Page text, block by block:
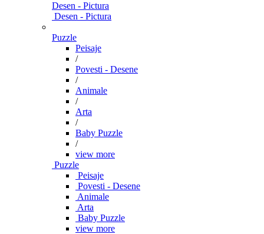
Desen - Pictura
Desen - Pictura
Puzzle
Peisaje
/
Povesti - Desene
/
Animale
/
Arta
/
Baby Puzzle
/
view more
Puzzle
Peisaje
Povesti - Desene
Animale
Arta
Baby Puzzle
view more